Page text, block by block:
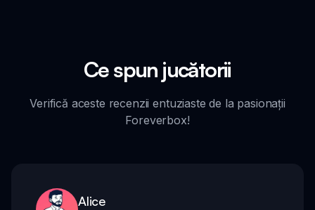
Ce spun jucătorii
Verifică aceste recenzii entuziaste de la pasionații
Foreverbox!
Alice